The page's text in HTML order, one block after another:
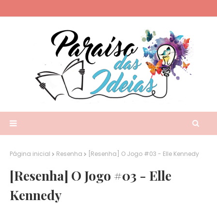
Página inicial Resenha [Resenha] O Jogo #03 - Elle Kennedy
[Resenha] O Jogo #03 - Elle
Kennedy